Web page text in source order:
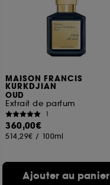
MAISON FRANCIS
KURKDJIAN
OUD
Extrait de parfum
1
360,00€
514,29€ / 100ml
Ajouter au panier